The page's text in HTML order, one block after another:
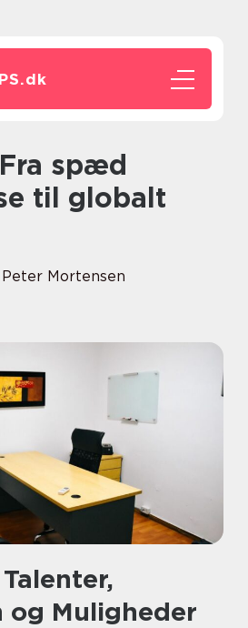
dk
til globalt
Peter Mortensen
og Muligheder